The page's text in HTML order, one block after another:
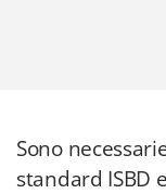
Sono
standard ISBD